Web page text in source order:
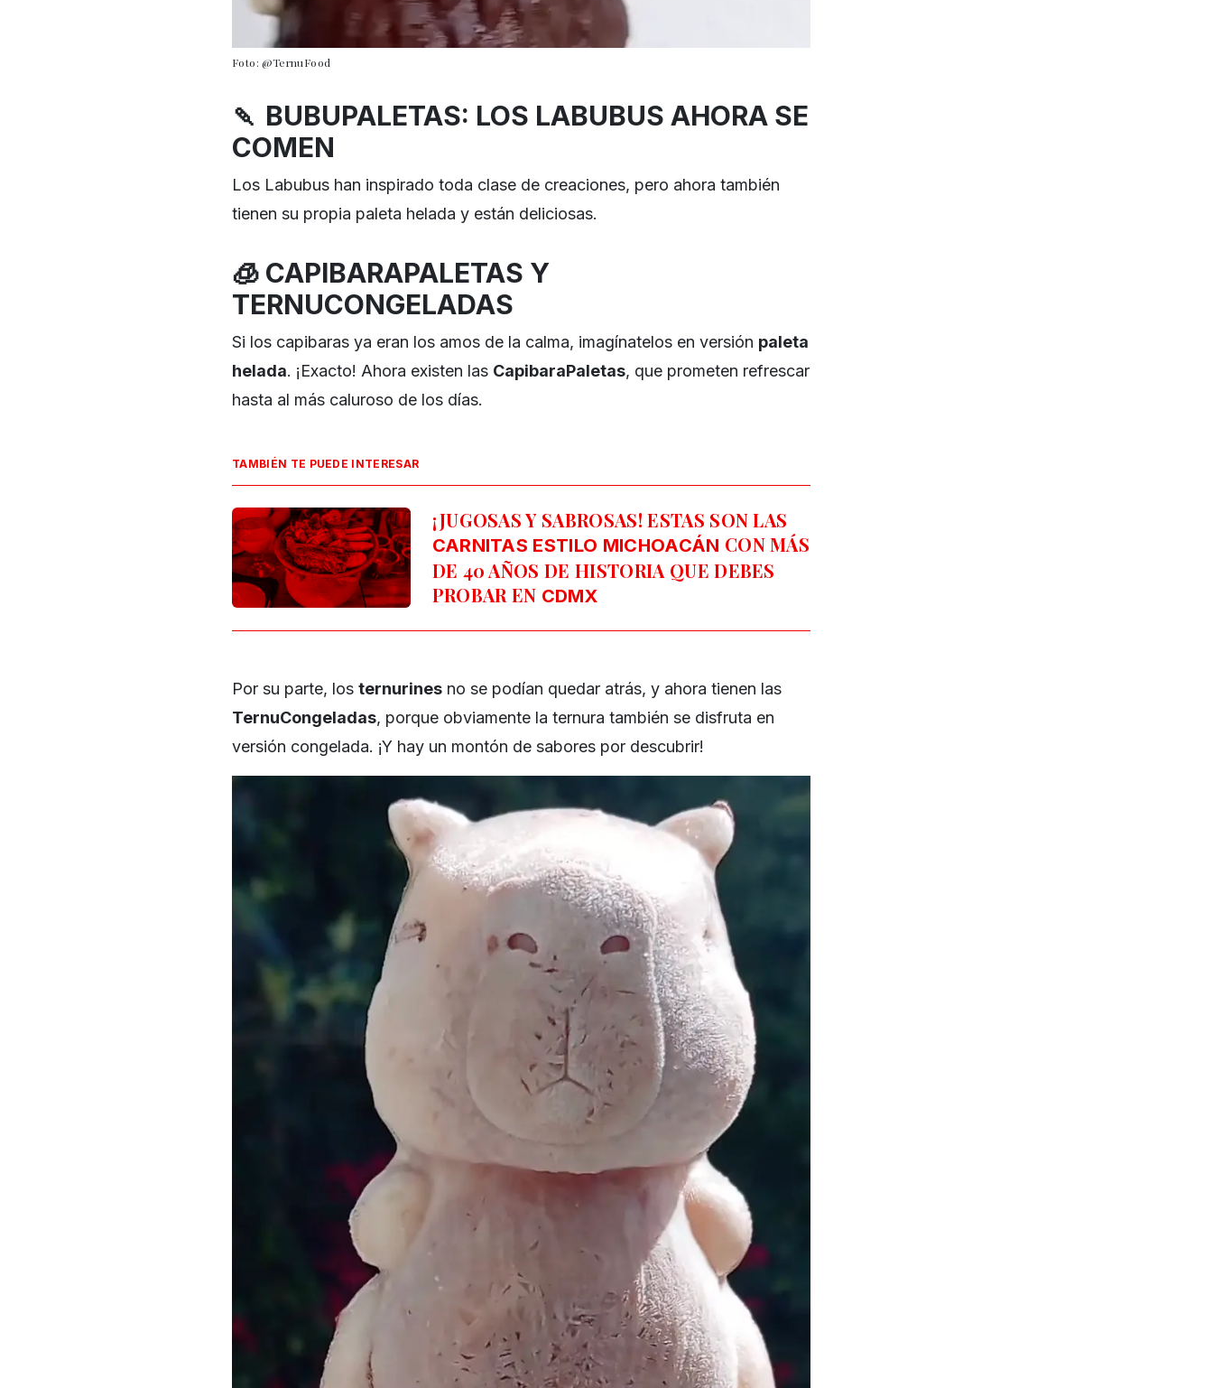
Foto: @TernuFood
🍡 BUBUPALETAS: LOS LABUBUS AHORA SE
COMEN
Los Labubus han inspirado toda clase de creaciones, pero ahora también
tienen su propia paleta helada y están deliciosas.
🧊 CAPIBARAPALETAS Y
TERNUCONGELADAS
Si los capibaras ya eran los amos de la calma, imagínatelos en versión paleta
helada. ¡Exacto! Ahora existen las CapibaraPaletas, que prometen refrescar
hasta al más caluroso de los días.
TAMBIÉN TE PUEDE INTERESAR
¡JUGOSAS Y SABROSAS! ESTAS SON LAS
CARNITAS ESTILO MICHOACÁN CON MÁS
DE 40 AÑOS DE HISTORIA QUE DEBES
PROBAR EN CDMX
Por su parte, los ternurines no se podían quedar atrás, y ahora tienen las
TernuCongeladas, porque obviamente la ternura también se disfruta en
versión congelada. ¡Y hay un montón de sabores por descubrir!